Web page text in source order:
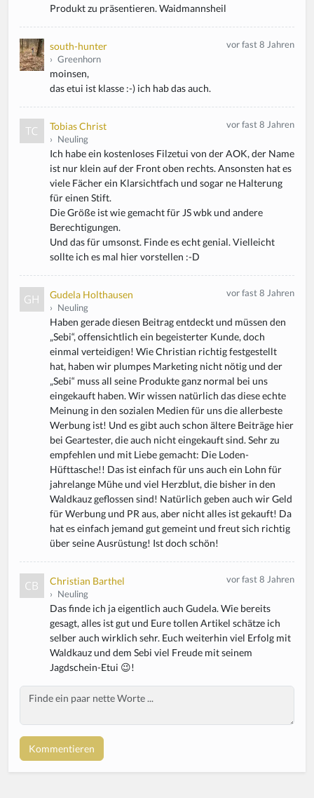
Produkt zu präsentieren. Waidmannsheil
south-hunter
› Greenhorn
vor fast 8 Jahren
moinsen,
das etui ist klasse :-) ich hab das auch.
Tobias Christ
› Neuling
vor fast 8 Jahren
Ich habe ein kostenloses Filzetui von der AOK, der Name
ist nur klein auf der Front oben rechts. Ansonsten hat es
viele Fächer ein Klarsichtfach und sogar ne Halterung
für einen Stift.
Die Größe ist wie gemacht für JS wbk und andere
Berechtigungen.
Und das für umsonst. Finde es echt genial. Vielleicht
sollte ich es mal hier vorstellen :-D
Gudela Holthausen
› Neuling
vor fast 8 Jahren
Haben gerade diesen Beitrag entdeckt und müssen den
„Sebi“, offensichtlich ein begeisterter Kunde, doch
einmal verteidigen! Wie Christian richtig festgestellt
hat, haben wir plumpes Marketing nicht nötig und der
„Sebi“ muss all seine Produkte ganz normal bei uns
eingekauft haben. Wir wissen natürlich das diese echte
Meinung in den sozialen Medien für uns die allerbeste
Werbung ist! Und es gibt auch schon ältere Beiträge hier
bei Geartester, die auch nicht eingekauft sind. Sehr zu
empfehlen und mit Liebe gemacht: Die Loden-
Hüfttasche!! Das ist einfach für uns auch ein Lohn für
jahrelange Mühe und viel Herzblut, die bisher in den
Waldkauz geflossen sind! Natürlich geben auch wir Geld
für Werbung und PR aus, aber nicht alles ist gekauft! Da
hat es einfach jemand gut gemeint und freut sich richtig
über seine Ausrüstung! Ist doch schön!
Christian Barthel
› Neuling
vor fast 8 Jahren
Das finde ich ja eigentlich auch Gudela. Wie bereits
gesagt, alles ist gut und Eure tollen Artikel schätze ich
selber auch wirklich sehr. Euch weiterhin viel Erfolg mit
Waldkauz und dem Sebi viel Freude mit seinem
Jagdschein-Etui 😉!
o
u
Body